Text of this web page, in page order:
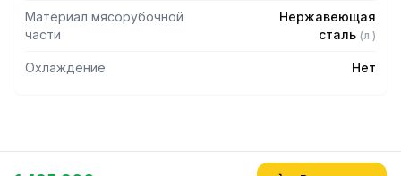
Материал мясорубочной
части
Нержавеющая
сталь (л.)
Охлаждение Нет